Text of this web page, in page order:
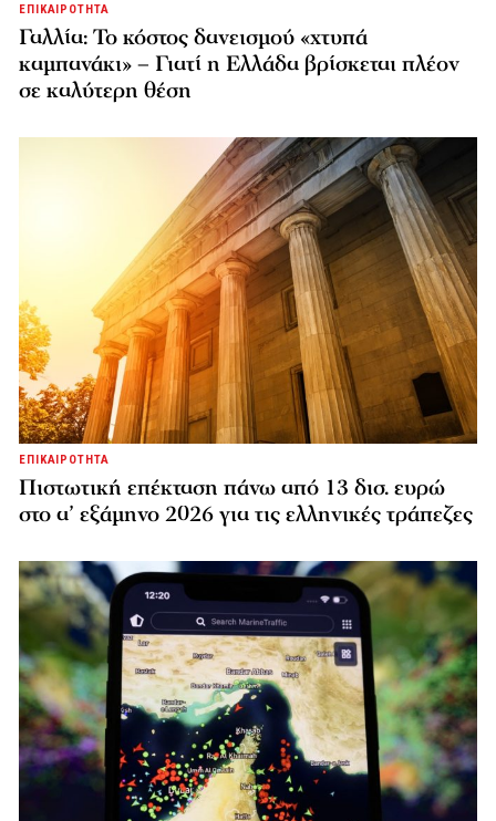
ΕΠΙΚΑΙΡΟΤΗΤΑ
Γαλλία: Το κόστος δανεισμού «χτυπά
καμπανάκι» – Γιατί η Ελλάδα βρίσκεται πλέον
σε καλύτερη θέση
ΕΠΙΚΑΙΡΟΤΗΤΑ
Πιστωτική επέκταση πάνω από 13 δισ. ευρώ
στο α’ εξάμηνο 2026 για τις ελληνικές τράπεζες